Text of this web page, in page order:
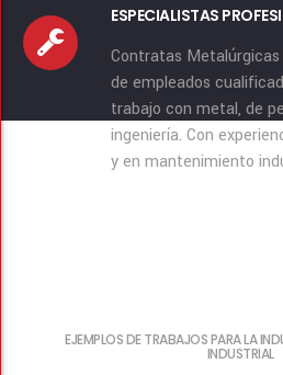
ESPECIALISTAS
Contratas
de empleados
trabajo con metal, de
ingeniería. Con
y en mantenimiento
EJEMPLOS DE TRABAJOS PARA LA
INDUSTRIAL